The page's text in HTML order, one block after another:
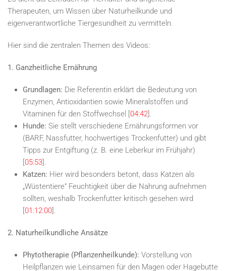
Therapeuten, um Wissen über Naturheilkunde und
eigenverantwortliche Tiergesundheit zu vermitteln.
Hier sind die zentralen Themen des Videos:
1. Ganzheitliche Ernährung
Grundlagen: Die Referentin erklärt die Bedeutung von
Enzymen, Antioxidantien sowie Mineralstoffen und
Vitaminen für den Stoffwechsel [04:42].
Hunde: Sie stellt verschiedene Ernährungsformen vor
(BARF, Nassfutter, hochwertiges Trockenfutter) und gibt
Tipps zur Entgiftung (z. B. eine Leberkur im Frühjahr)
[05:53].
Katzen: Hier wird besonders betont, dass Katzen als
„Wüstentiere“ Feuchtigkeit über die Nahrung aufnehmen
sollten, weshalb Trockenfutter kritisch gesehen wird
[01:12:00].
2. Naturheilkundliche Ansätze
Phytotherapie (Pflanzenheilkunde): Vorstellung von
Heilpflanzen wie Leinsamen für den Magen oder Hagebutte